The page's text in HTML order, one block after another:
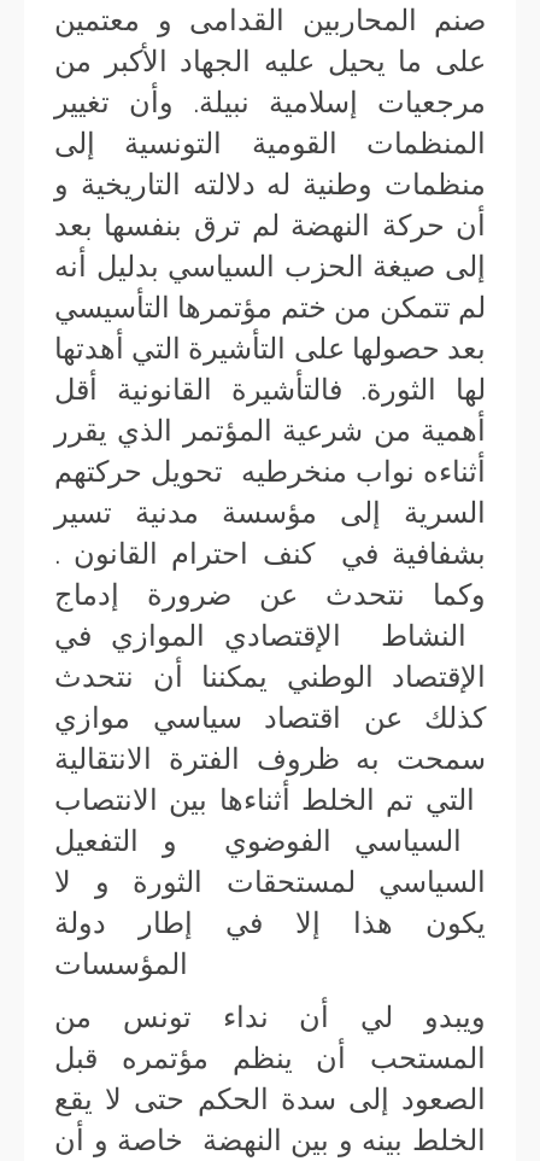
صنم المحاربين القدامى و معتمين
على ما يحيل عليه الجهاد الأكبر من
مرجعيات إسلامية نبيلة. وأن تغيير
المنظمات القومية التونسية إلى
منظمات وطنية له دلالته التاريخية و
أن حركة النهضة لم ترق بنفسها بعد
إلى صيغة الحزب السياسي بدليل أنه
لم تتمكن من ختم مؤتمرها التأسيسي
بعد حصولها على التأشيرة التي أهدتها
لها الثورة. فالتأشيرة القانونية أقل
أهمية من شرعية المؤتمر الذي يقرر
أثناءه نواب منخرطيه تحويل حركتهم
السرية إلى مؤسسة مدنية تسير
بشفافية في كنف احترام القانون .
وكما نتحدث عن ضرورة إدماج
النشاط الإقتصادي الموازي في
الإقتصاد الوطني يمكننا أن نتحدث
كذلك عن اقتصاد سياسي موازي
سمحت به ظروف الفترة الانتقالية
التي تم الخلط أثناءها بين الانتصاب
السياسي الفوضوي و التفعيل
السياسي لمستحقات الثورة و لا
يكون هذا إلا في إطار دولة
المؤسسات
ويبدو لي أن نداء تونس من
المستحب أن ينظم مؤتمره قبل
الصعود إلى سدة الحكم حتى لا يقع
الخلط بينه و بين النهضة خاصة و أن